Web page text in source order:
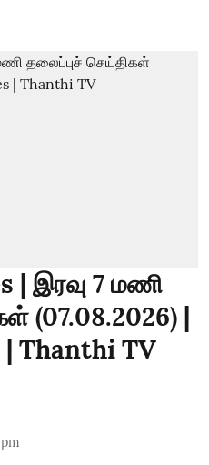
| இரவு 7 மணி
(07.08.2026) |
| Thanthi TV